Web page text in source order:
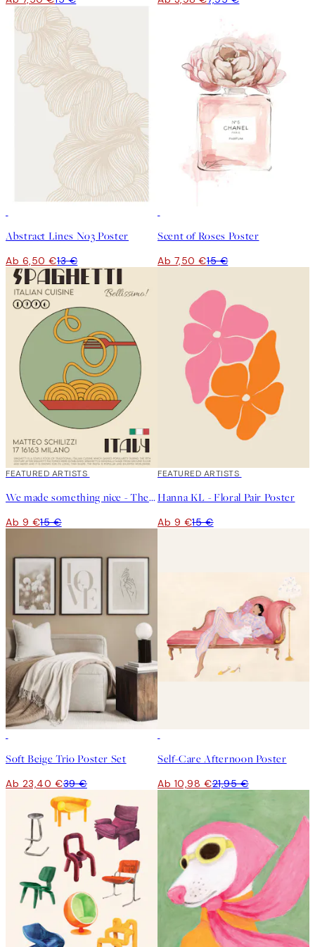
Abstract Lines No3 Poster
Ab 6,50 €13 €
Scent of Roses Poster
Ab 7,50 €15 €
40%*
FEATURED ARTISTS
We made something nice - The Spaghetti Poster
Ab 9 €15 €
40%*
FEATURED ARTISTS
Hanna KL - Floral Pair Poster
Ab 9 €15 €
Soft Beige Trio Poster Set
Ab 23,40 €39 €
Self-Care Afternoon Poster
Ab 10,98 €21,95 €